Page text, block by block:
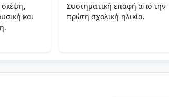
και
Συστηματική επαφή από την
πρώτη σχολική ηλικία.